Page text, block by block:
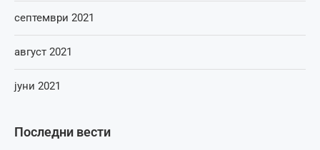
Последни вести
септември 2021
август 2021
јуни 2021